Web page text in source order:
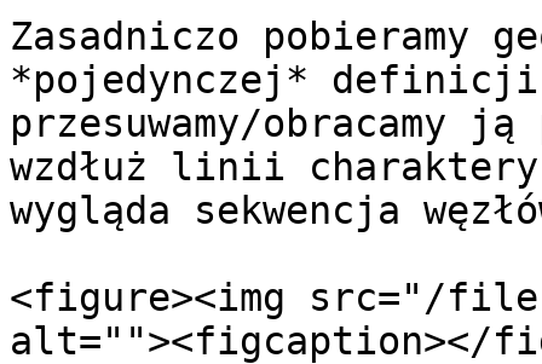
Zasadniczo pobieramy
*pojedynczej*
przesuwamy/obracamy
wzdłuż linii
wygląda sekwencja
<figure><img src="/files/
alt=""><figcaption></